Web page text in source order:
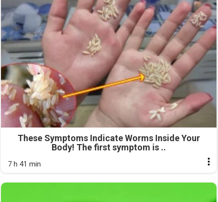
These Symptoms Indicate Worms Inside Your
Body! The first symptom is ..
7 h 41 min